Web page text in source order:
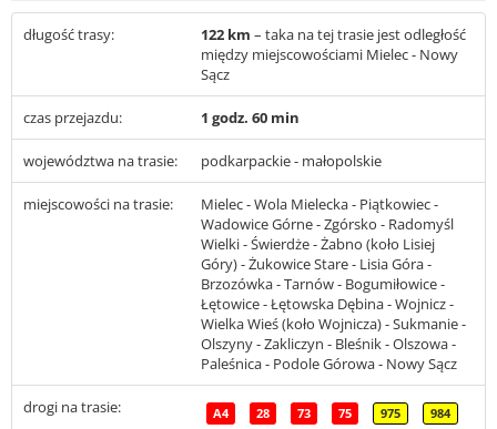
długość trasy: 122 km – taka na tej trasie jest odległość
między miejscowościami Mielec - Nowy
Sącz
czas przejazdu: 1 godz. 60 min
województwa na trasie: podkarpackie - małopolskie
miejscowości na trasie:
Mielec - Wola Mielecka - Piątkowiec -
Wadowice Górne - Zgórsko - Radomyśl
Wielki - Świerdże - Żabno (koło Lisiej
Góry) - Żukowice Stare - Lisia Góra -
Brzozówka - Tarnów - Bogumiłowice -
Łętowice - Łętowska Dębina - Wojnicz -
Wielka Wieś (koło Wojnicza) - Sukmanie -
Olszyny - Zakliczyn - Bleśnik - Olszowa -
Paleśnica - Podole Górowa - Nowy Sącz
drogi na trasie: A4 28 73 75 975 984